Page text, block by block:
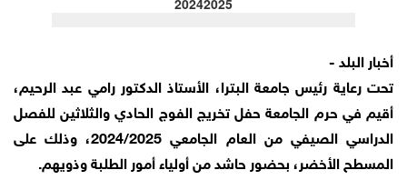
أخبار البلد -
تحت رعاية رئيس جامعة البترا، الأستاذ الدكتور رامي عبد الرحيم،
أقيم في حرم الجامعة حفل تخريج الفوج الحادي والثلاثين للفصل
الدراسي الصيفي من العام الجامعي 2024/2025، وذلك على
المسطح الأخضر، بحضور حاشد من أولياء أمور الطلبة وذويهم.